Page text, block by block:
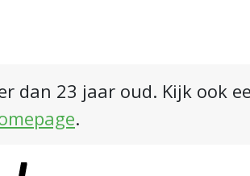
dan 23 jaar oud. Kijk ook
.